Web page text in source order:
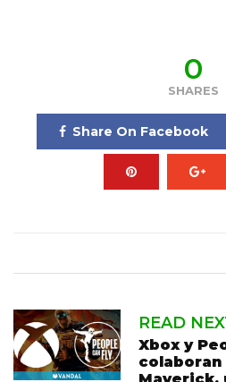
0
SHARES
Share On Facebook
READ
Xbox y
Maverick,